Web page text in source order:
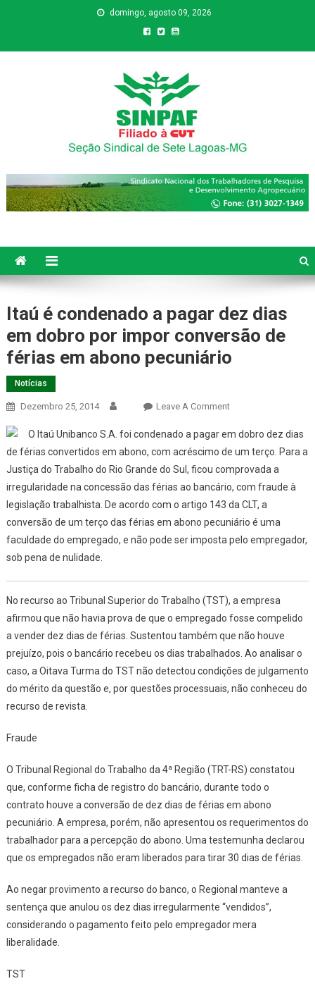
domingo, agosto 09, 2026
Sinpaf
Itaú é condenado a pagar dez dias
em dobro por impor conversão de
férias em abono pecuniário
Notícias
Dezembro 25, 2014 Leave A CommentOn
É
Condenado
A
Pagar
Dez
Dias
Em
Impor
Conversão
De
Férias
Em
Abono
O Itaú Unibanco S.A. foi condenado a pagar em dobro dez dias
de férias convertidos em abono, com acréscimo de um terço. Para a
Justiça do Trabalho do Rio Grande do Sul, ficou comprovada a
irregularidade na concessão das férias ao bancário, com fraude à
legislação trabalhista. De acordo com o artigo 143 da CLT, a
conversão de um terço das férias em abono pecuniário é uma
faculdade do empregado, e não pode ser imposta pelo empregador,
sob pena de nulidade.
No recurso ao Tribunal Superior do Trabalho (TST), a empresa
afirmou que não havia prova de que o empregado fosse compelido
a vender dez dias de férias. Sustentou também que não houve
prejuízo, pois o bancário recebeu os dias trabalhados. Ao analisar o
caso, a Oitava Turma do TST não detectou condições de julgamento
do mérito da questão e, por questões processuais, não conheceu do
recurso de revista.
Fraude
O Tribunal Regional do Trabalho da 4ª Região (TRT-RS) constatou
que, conforme ficha de registro do bancário, durante todo o
contrato houve a conversão de dez dias de férias em abono
pecuniário. A empresa, porém, não apresentou os requerimentos do
trabalhador para a percepção do abono. Uma testemunha declarou
que os empregados não eram liberados para tirar 30 dias de férias.
Ao negar provimento a recurso do banco, o Regional manteve a
sentença que anulou os dez dias irregularmente “vendidos”,
considerando o pagamento feito pelo empregador mera
liberalidade.
TST